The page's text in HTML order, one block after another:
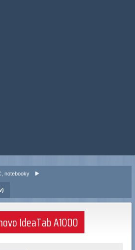
notebooky
IdeaTab A1000